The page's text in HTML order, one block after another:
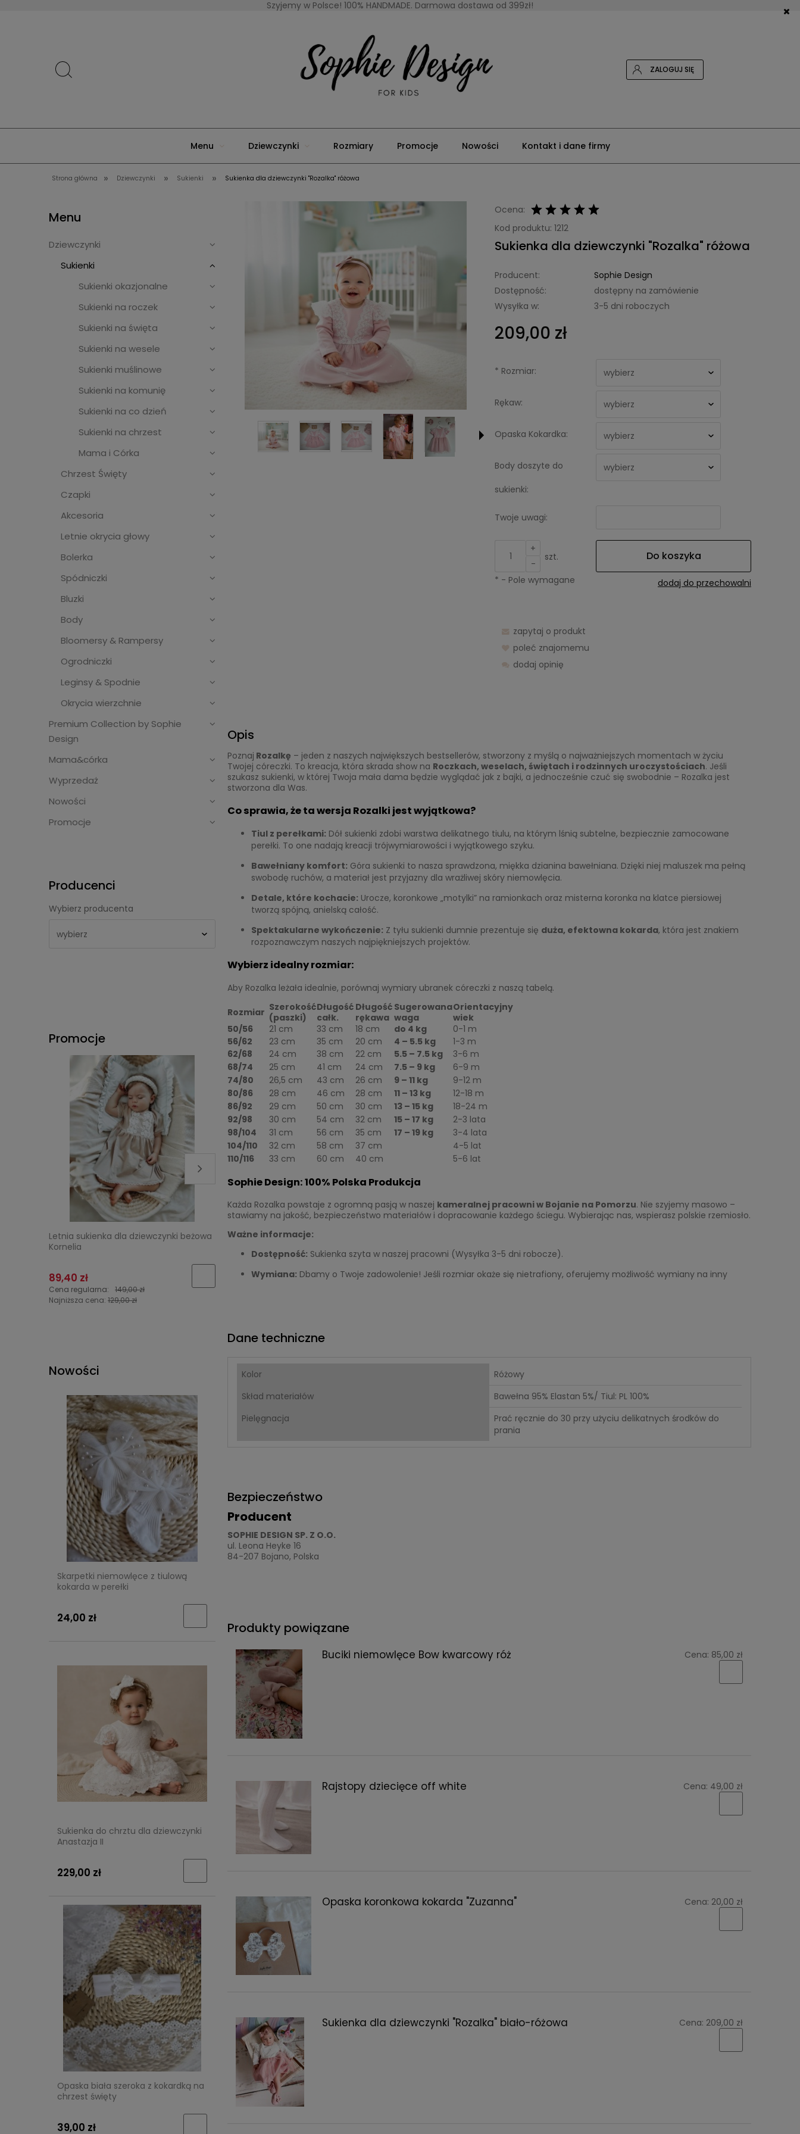
Szyjemy w Polsce! 100% HANDMADE. Darmowa dostawa od 399zł!
ZALOGUJ SIĘ
Menu Dziewczynki Rozmiary Promocje Nowości Kontakt i dane firmy
Strona główna » Dziewczynki » Sukienki » Sukienka dla dziewczynki "Rozalka" różowa
Menu
Dziewczynki
Sukienki
Sukienki okazjonalne
Sukienki na roczek
Sukienki na święta
Sukienki na wesele
Sukienki muślinowe
Sukienki na komunię
Sukienki na co dzień
Sukienki na chrzest
Mama i Córka
Chrzest Święty
Czapki
Akcesoria
Letnie okrycia głowy
Bolerka
Spódniczki
Bluzki
Body
Bloomersy & Rampersy
Ogrodniczki
Leginsy & Spodnie
Okrycia wierzchnie
Premium Collection by Sophie
Design
Mama&córka
Wyprzedaż
Nowości
Promocje
Producenci
Wybierz producenta
Promocje
Letnia sukienka dla dziewczynki beżowa
Kornelia
89,40 zł
Cena regularna:
149,00 zł
Najniższa cena: 129,00 zł
Sukienka Julia. Waniliowa z falbankami.
89,40 zł
"Malinowy sorbet" 98/104
125,40 zł 194,50 zł
Nowości
Skarpetki niemowlęce z tiulową
kokarda w perełki
24,00 zł
Sukienka do chrztu dla dziewczynki
Anastazja II
229,00 zł
Opaska biała szeroka z kokardką na
chrzest święty
39,00 zł
Ocena:
Kod produktu: 1212
Sukienka dla dziewczynki "Rozalka" różowa
Producent:
Sophie Design
Dostępność:
dostępny na zamówienie
Wysyłka w:
3-5 dni roboczych
209,00 zł
* Rozmiar:
Rękaw:
Opaska Kokardka:
Body doszyte do
sukienki:
Twoje uwagi:
+
-
szt. Do koszyka
dodaj do przechowalni
* - Pole wymagane
zapytaj o produkt
poleć znajomemu
dodaj opinię
Opis
Poznaj Rozalkę – jeden z naszych największych bestsellerów, stworzony z myślą o najważniejszych momentach w życiu
Twojej córeczki. To kreacja, która skrada show na Roczkach, weselach, świętach i rodzinnych uroczystościach. Jeśli
szukasz sukienki, w której Twoja mała dama będzie wyglądać jak z bajki, a jednocześnie czuć się swobodnie – Rozalka jest
stworzona dla Was.
Co sprawia, że ta wersja Rozalki jest wyjątkowa?
Tiul z perełkami: Dół sukienki zdobi warstwa delikatnego tiulu, na którym lśnią subtelne, bezpiecznie zamocowane
perełki. To one nadają kreacji trójwymiarowości i wyjątkowego szyku.
Bawełniany komfort: Góra sukienki to nasza sprawdzona, miękka dzianina bawełniana. Dzięki niej maluszek ma pełną
swobodę ruchów, a materiał jest przyjazny dla wrażliwej skóry niemowlęcia.
Detale, które kochacie: Urocze, koronkowe „motylki” na ramionkach oraz misterna koronka na klatce piersiowej
tworzą spójną, anielską całość.
Spektakularne wykończenie: Z tyłu sukienki dumnie prezentuje się duża, efektowna kokarda, która jest znakiem
rozpoznawczym naszych najpiękniejszych projektów.
Wybierz idealny rozmiar:
Aby Rozalka leżała idealnie, porównaj wymiary ubranek córeczki z naszą tabelą.
Rozmiar Szerokość
(paszki)
Długość
całk.
Długość
rękawa
Sugerowana
waga
Orientacyjny
wiek
50/56
21 cm 33 cm 18 cm do 4 kg
0-1 m
56/62
23 cm 35 cm 20 cm 4 – 5.5 kg
1-3 m
62/68
24 cm 38 cm 22 cm 5.5 – 7.5 kg
3-6 m
68/74
25 cm 41 cm 24 cm 7.5 – 9 kg
6-9 m
74/80
26,5 cm 43 cm 26 cm 9 – 11 kg
9-12 m
80/86
28 cm 46 cm 28 cm 11 – 13 kg
12-18 m
86/92
29 cm 50 cm 30 cm 13 – 15 kg
18-24 m
92/98
30 cm 54 cm 32 cm 15 – 17 kg
2-3 lata
98/104
31 cm 56 cm 35 cm 17 – 19 kg
3-4 lata
104/110
32 cm 58 cm 37 cm
4-5 lat
110/116
33 cm 60 cm 40 cm 5-6 lat
Sophie Design: 100% Polska Produkcja
Każda Rozalka powstaje z ogromną pasją w naszej kameralnej pracowni w Bojanie na Pomorzu. Nie szyjemy masowo –
stawiamy na jakość, bezpieczeństwo materiałów i dopracowanie każdego ściegu. Wybierając nas, wspierasz polskie rzemiosło.
Ważne informacje:
Dostępność: Sukienka szyta w naszej pracowni (Wysyłka 3-5 dni robocze).
Wymiana: Dbamy o Twoje zadowolenie! Jeśli rozmiar okaże się nietrafiony, oferujemy możliwość wymiany na inny
Dane techniczne
Kolor
Różowy
Skład materiałów
Bawełna 95% Elastan 5%/ Tiul: PL 100%
Pielęgnacja
Prać ręcznie do 30 przy użyciu delikatnych środków do
prania
Bezpieczeństwo
Producent
SOPHIE DESIGN SP. Z O.O.
ul. Leona Heyke 16
84-207 Bojano, Polska
Produkty powiązane
Buciki niemowlęce Bow kwarcowy róż Cena: 85,00 zł
Rajstopy dziecięce off white Cena: 49,00 zł
Opaska koronkowa kokarda "Zuzanna" Cena: 20,00 zł
Sukienka dla dziewczynki "Rozalka" biało-różowa Cena: 209,00 zł